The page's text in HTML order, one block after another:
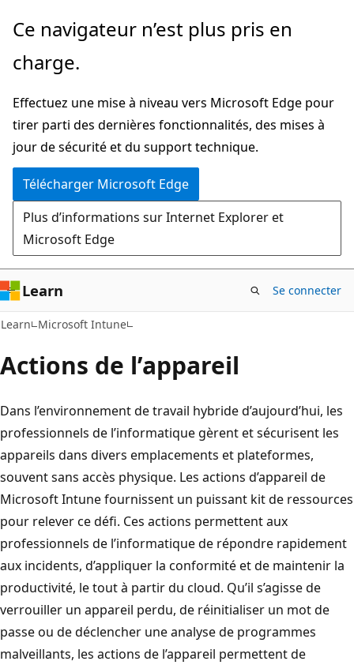
Passer
directement
au
principal
Ce navigateur n’est plus pris en
charge.
Effectuez une mise à niveau vers Microsoft Edge pour
tirer parti des dernières fonctionnalités, des mises à
jour de sécurité et du support technique.
Télécharger Microsoft Edge
Plus d’informations sur Internet Explorer et
Microsoft Edge
Learn Se connecter
Learn Microsoft Intune
Actions de l’appareil
Dans l’environnement de travail hybride d’aujourd’hui, les
professionnels de l’informatique gèrent et sécurisent les
appareils dans divers emplacements et plateformes,
souvent sans accès physique. Les actions d’appareil de
Microsoft Intune fournissent un puissant kit de ressources
pour relever ce défi. Ces actions permettent aux
professionnels de l’informatique de répondre rapidement
aux incidents, d’appliquer la conformité et de maintenir la
productivité, le tout à partir du cloud. Qu’il s’agisse de
verrouiller un appareil perdu, de réinitialiser un mot de
passe ou de déclencher une analyse de programmes
malveillants, les actions de l’appareil permettent de